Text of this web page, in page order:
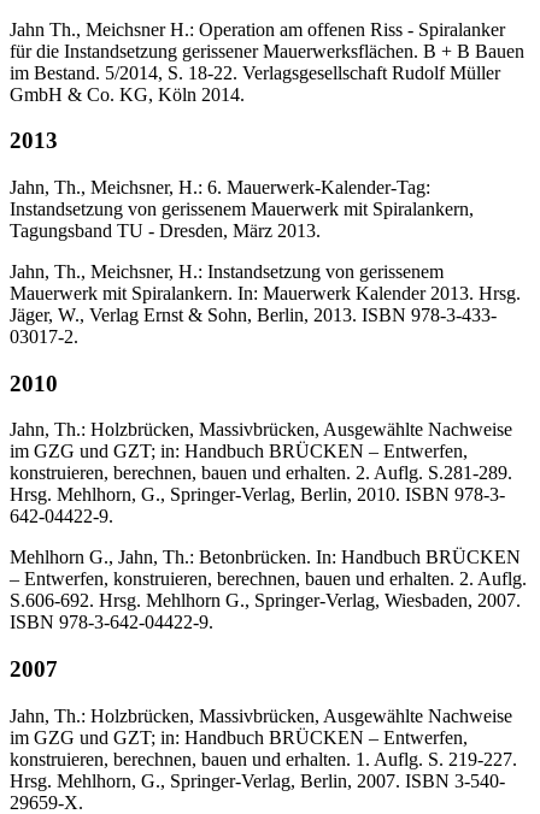
Jahn Th., Meichsner H.: Operation am offenen Riss - Spiralanker
für die Instandsetzung gerissener Mauerwerksflächen. B + B Bauen
im Bestand. 5/2014, S. 18-22. Verlagsgesellschaft Rudolf Müller
GmbH & Co. KG, Köln 2014.
2013
Jahn, Th., Meichsner, H.: 6. Mauerwerk-Kalender-Tag:
Instandsetzung von gerissenem Mauerwerk mit Spiralankern,
Tagungsband TU - Dresden, März 2013.
Jahn, Th., Meichsner, H.: Instandsetzung von gerissenem
Mauerwerk mit Spiralankern. In: Mauerwerk Kalender 2013. Hrsg.
Jäger, W., Verlag Ernst & Sohn, Berlin, 2013. ISBN 978-3-433-
03017-2.
2010
Jahn, Th.: Holzbrücken, Massivbrücken, Ausgewählte Nachweise
im GZG und GZT; in: Handbuch BRÜCKEN – Entwerfen,
konstruieren, berechnen, bauen und erhalten. 2. Auflg. S.281-289.
Hrsg. Mehlhorn, G., Springer-Verlag, Berlin, 2010. ISBN 978-3-
642-04422-9.
Mehlhorn G., Jahn, Th.: Betonbrücken. In: Handbuch BRÜCKEN
– Entwerfen, konstruieren, berechnen, bauen und erhalten. 2. Auflg.
S.606-692. Hrsg. Mehlhorn G., Springer-Verlag, Wiesbaden, 2007.
ISBN 978-3-642-04422-9.
2007
Jahn, Th.: Holzbrücken, Massivbrücken, Ausgewählte Nachweise
im GZG und GZT; in: Handbuch BRÜCKEN – Entwerfen,
konstruieren, berechnen, bauen und erhalten. 1. Auflg. S. 219-227.
Hrsg. Mehlhorn, G., Springer-Verlag, Berlin, 2007. ISBN 3-540-
29659-X.